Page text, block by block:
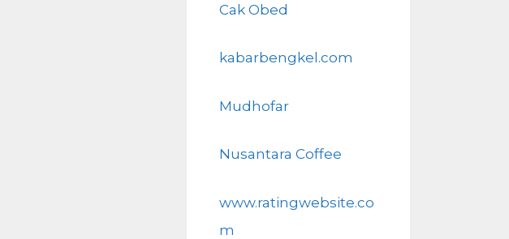
Cak Obed
kabarbengkel.com
Mudhofar
Nusantara Coffee
www.ratingwebsite.co
m